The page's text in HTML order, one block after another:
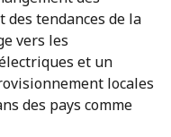
des tendances de la
vers les
et un
locales
des pays comme